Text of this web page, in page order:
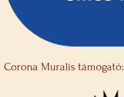
Corona Muralis támogató: